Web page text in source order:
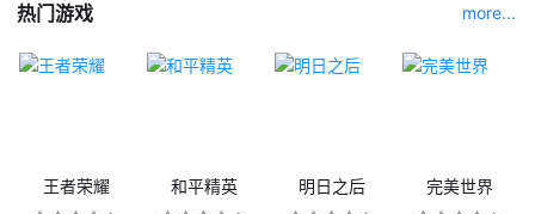
热门游戏 more...
王者荣耀 和平精英 明日之后 完美世界